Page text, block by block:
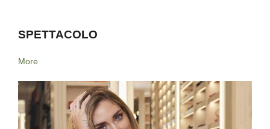
SPETTACOLO
More